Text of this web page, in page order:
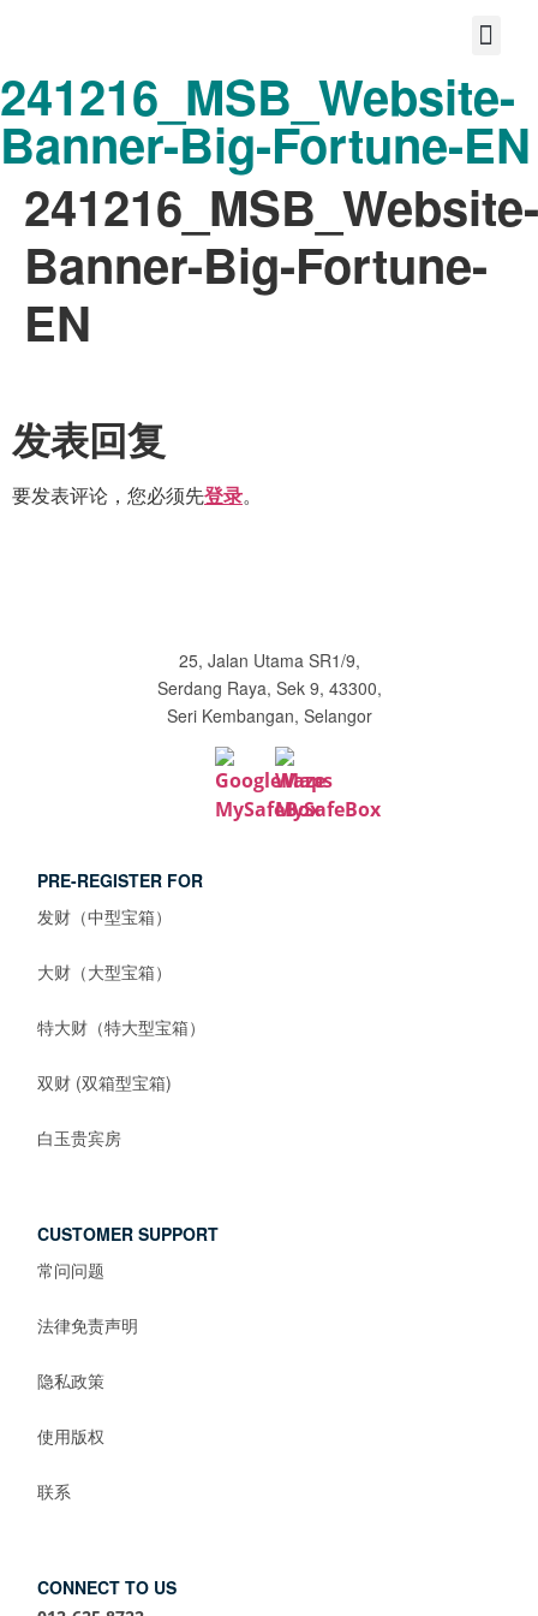
241216_MSB_Website-
Banner-Big-Fortune-EN
241216_MSB_Website-
Banner-Big-Fortune-
EN
发表回复
要发表评论，您必须先登录。
25, Jalan Utama SR1/9,
Serdang Raya, Sek 9, 43300,
Seri Kembangan, Selangor
PRE-REGISTER FOR
发财（中型宝箱）
大财（大型宝箱）
特大财（特大型宝箱）
双财 (双箱型宝箱)
白玉贵宾房
CUSTOMER SUPPORT
常问问题
法律免责声明
隐私政策
使用版权
联系
CONNECT TO US